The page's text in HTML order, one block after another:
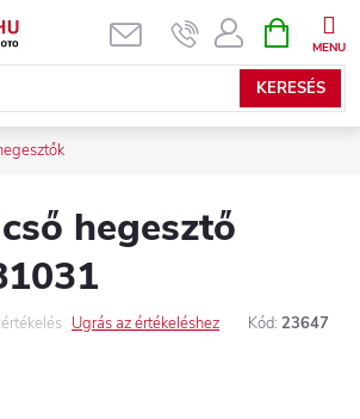
KERESÉS
KOSÁR
hegesztő
Ugrás az értékeléshez Kód: 23647